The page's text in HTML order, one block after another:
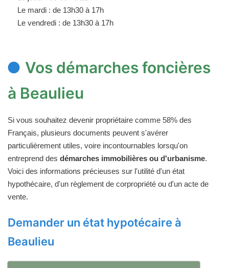
Le mardi : de 13h30 à 17h
Le vendredi : de 13h30 à 17h
Vos démarches foncières
à Beaulieu
Si vous souhaitez devenir propriétaire comme 58% des
Français, plusieurs documents peuvent s'avérer
particulièrement utiles, voire incontournables lorsqu'on
entreprend des démarches immobilières ou d'urbanisme.
Voici des informations précieuses sur l'utilité d'un état
hypothécaire, d'un règlement de corpropriété ou d'un acte de
vente.
Demander un état hypotécaire à
Beaulieu